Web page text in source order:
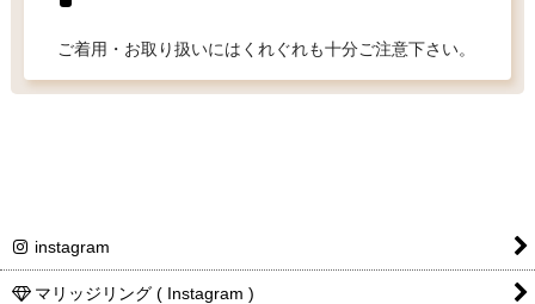
ご着用・お取り扱いにはくれぐれも十分ご注意下さい。
instagram
マリッジリング ( Instagram )